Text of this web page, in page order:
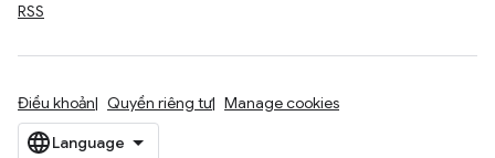
RSS
Điều khoản Quyền riêng tư Manage cookies